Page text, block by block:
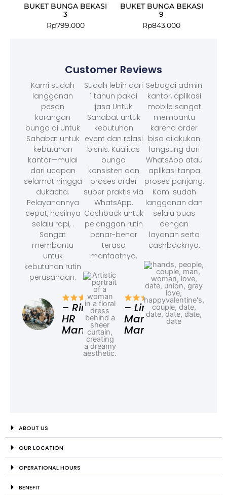
BUKET BUNGA BEKASI
3
Rp799.000
BUKET BUNGA BEKASI
9
Rp843.000
Customer Reviews
Kami sudah
langganan
pesan
karangan
bunga di Untuk
Sahabat untuk
kebutuhan
kantor—mulai
dari ucapan
selamat hingga
dukacita.
Pelayanannya
cepat, hasilnya
selalu rapi, .
Sangat
membantu
untuk
kebutuhan rutin
perusahaan.
– Rina,
HR
Manager
Sudah lebih dari
1 tahun pakai
jasa Untuk
Sahabat untuk
kebutuhan
event dan relasi
bisnis. Kualitas
bunga
konsisten dan
proses order
super praktis via
WhatsApp.
Cashback untuk
pelanggan rutin
benar-benar
terasa
manfaatnya.
– Linda,
Marketing
Manager
Sebagai admin
kantor, aplikasi
mobile sangat
membantu
karena order
bisa dilakukan
langsung dari
WhatsApp atau
aplikasi tanpa
proses panjang.
Kami sudah
langganan dan
selalu puas
dengan
layanan serta
cashbacknya.
ABOUT US
OUR LOCATION
OPERATIONAL HOURS
BENEFIT